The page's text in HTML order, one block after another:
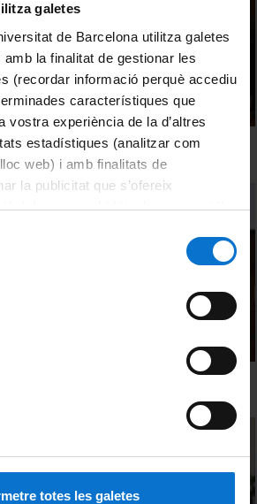
galetes
de Barcelona utilitza galetes
la finalitat de gestionar les
(recordar informació perquè accediu
característiques que
vostra experiència de la d’altres
estadístiques (analitzar com
web) i amb finalitats de
la publicitat que s’ofereix
dels vostres hàbits de navegació).
de galetes del lloc web de la
totes les galetes